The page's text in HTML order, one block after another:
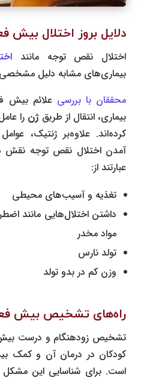
دلایل بروز اختلال
اختلال نقص توجه مانند
بیماری‌های مشابه دلیل مشخصی
محققان با بررسی علائم بیش
بیماری، انتقال از طریق ژن را
کرده‌اند. علاوه‌بر ژنتیک،
آمدن اختلال نقص توجه نقش
عبارتند از:
تغذیه و‌ آسیب‌های محیطی
داشتن اختلال‌هایی مانند
مواد مخدر
تولد نارس
وزن‌ کم در بدو تولد
راه‌های تشخیص بیش
تشخیص زودهنگام و درست بیش
کودکان در درمان آن و کمک
است. برای شناسایی این مشکل